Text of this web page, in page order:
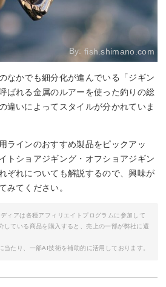
By: fish.shimano.com
なかでも細分化が進んでいる「ジギン
ばれる金属のルアーを使った釣りの総
違いによってスタイルが分かれていま
ラインのおすすめ製品をピックアッ
トショアジギング・オフショアジギン
ぞれについても解説するので、興味が
みてください。
ィアは各種アフィリエイトプログラムに参加して
している商品を購入すると、売上の一部が弊社に還
たり、一部AI技術を補助的に活用しております。